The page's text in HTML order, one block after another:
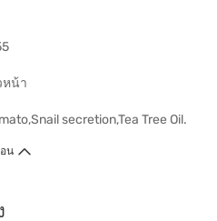
หน้า
secretion,Tea Tree Oil.
น